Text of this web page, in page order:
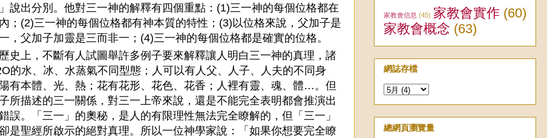
」說出分別。他對三一神的解釋有四個重點：(1)三一神的每個位格都在
；(2)三一神的每個位格都有神本質的特性；(3)以位格來說，父加子是
，父加子加靈是三而非一；(4)三一神的每個位格都是確實的位格。
史上，不斷有人試圖舉許多例子要來解釋讓人明白三一神的真理，諸
的水、冰、水蒸氣不同型態；人可以有人父、人子、人夫的不同身
有本體、光、熱；花有花形、花色、花香；人裡有靈、魂、體…。但
所描述的三一關係，對三一上帝來說，還是不能完全表明都會推演出
誤。「三一」的奧秘，是人的有限理性無法完全瞭解的，但「三一」
是聖經所啟示的絕對真理。所以一位神學家說：「如果你想要完全瞭
家教會信息 (45) 家教會實作 (60)
家教會概念 (63)
網誌存檔
總網頁瀏覽量